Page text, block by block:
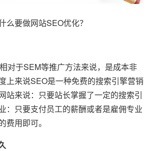
么要做网站SEO优化？
于SEM等推广方法来说，是成本非
上来说SEO是一种免费的搜索引擎营销
站来说：只要站长掌握了一定的搜索引
：只要支付员工的薪酬或者是雇佣专业
费用即可。